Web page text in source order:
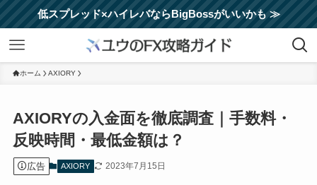
低スプレッド×ハイレバならBigBossがいいかも ≫
ホーム AXIORY
AXIORYの入金面を徹底調査｜手数料・
反映時間・最低金額は？
広告 AXIORY 2023年7月15日